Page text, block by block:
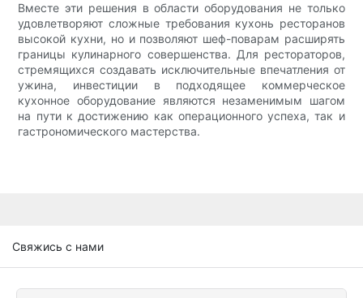
Вместе эти решения в области оборудования не только
удовлетворяют сложные требования кухонь ресторанов
высокой кухни, но и позволяют шеф-поварам расширять
границы кулинарного совершенства. Для рестораторов,
стремящихся создавать исключительные впечатления от
ужина, инвестиции в подходящее коммерческое
кухонное оборудование являются незаменимым шагом
на пути к достижению как операционного успеха, так и
гастрономического мастерства.
Свяжись с нами